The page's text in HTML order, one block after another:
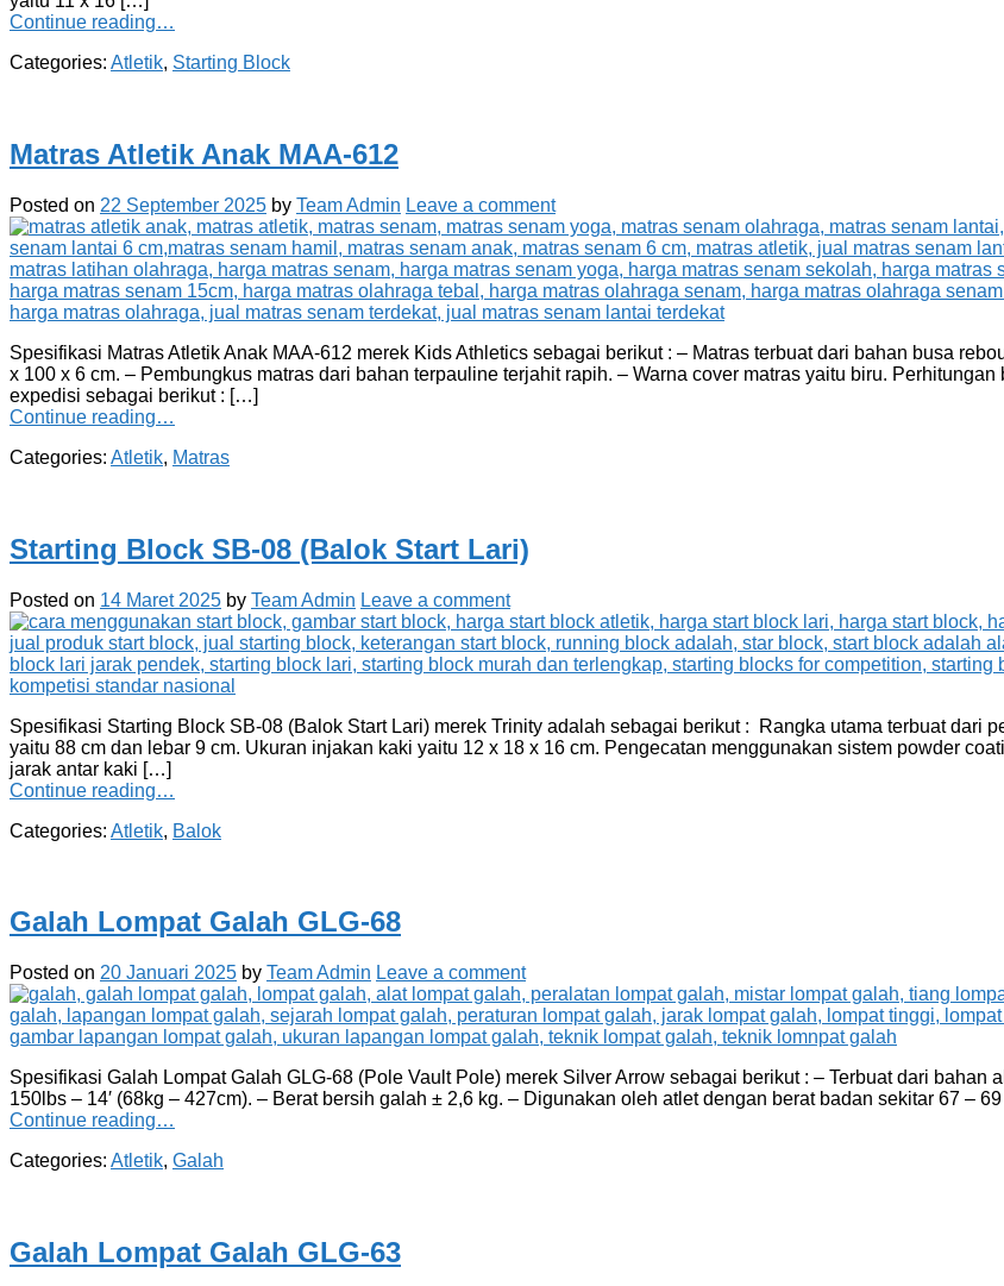
Continue reading…
Categories: Atletik, Starting Block
Matras Atletik Anak MAA-612
Posted on 22 September 2025 by Team Admin Leave a comment
Spesifikasi Matras Atletik Anak MAA-612 merek Kids Athletics sebagai berikut : – Matras terbuat dari bahan busa
x 100 x 6 cm. – Pembungkus matras dari bahan terpauline terjahit rapih. – Warna cover matras yaitu biru.
expedisi sebagai berikut : […]
Continue reading…
Categories: Atletik, Matras
Starting Block SB-08 (Balok Start Lari)
Posted on 14 Maret 2025 by Team Admin Leave a comment
Spesifikasi Starting Block SB-08 (Balok Start Lari) merek Trinity adalah sebagai berikut : Rangka utama terbuat dari
yaitu 88 cm dan lebar 9 cm. Ukuran injakan kaki yaitu 12 x 18 x 16 cm. Pengecatan menggunakan sistem powder
jarak antar kaki […]
Continue reading…
Categories: Atletik, Balok
Galah Lompat Galah GLG-68
Posted on 20 Januari 2025 by Team Admin Leave a comment
Spesifikasi Galah Lompat Galah GLG-68 (Pole Vault Pole) merek Silver Arrow sebagai berikut : – Terbuat dari bahan
150lbs – 14′ (68kg – 427cm). – Berat bersih galah ± 2,6 kg. – Digunakan oleh atlet dengan berat badan sekitar 67 –
Continue reading…
Categories: Atletik, Galah
Galah Lompat Galah GLG-63